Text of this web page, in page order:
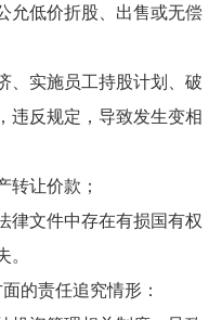
允低价折股、出售或无偿
、实施员工持股计划、破
违反规定，导致发生变相
转让价款；
律文件中存在有损国有权
。
的责任追究情形：